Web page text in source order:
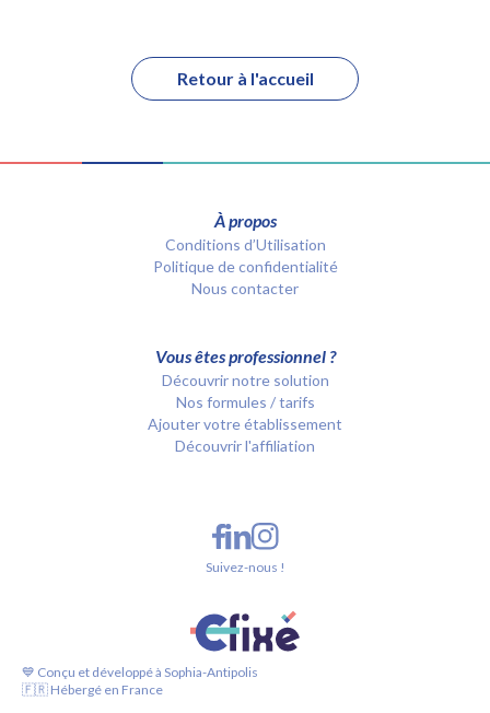
Retour à l'accueil
À propos
Conditions d’Utilisation
Politique de confidentialité
Nous contacter
Vous êtes professionnel ?
Découvrir notre solution
Nos formules / tarifs
Ajouter votre établissement
Découvrir l'affiliation
💙 Conçu et développé à Sophia-Antipolis
🇫🇷 Hébergé en France
Suivez-nous !